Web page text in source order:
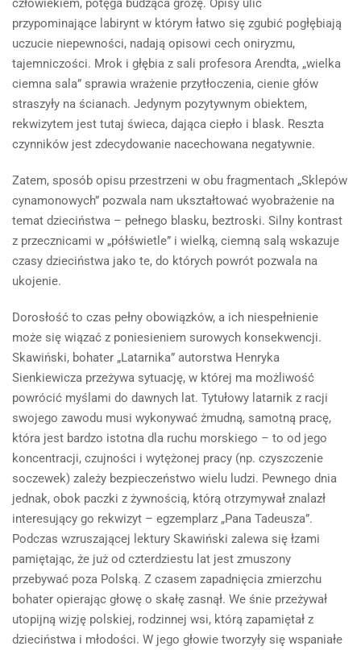
człowiekiem, potęga budząca grozę. Opisy ulic
przypominające labirynt w którym łatwo się zgubić pogłębiają
uczucie niepewności, nadają opisowi cech oniryzmu,
tajemniczości. Mrok i głębia z sali profesora Arendta, „wielka
ciemna sala” sprawia wrażenie przytłoczenia, cienie głów
straszyły na ścianach. Jedynym pozytywnym obiektem,
rekwizytem jest tutaj świeca, dająca ciepło i blask. Reszta
czynników jest zdecydowanie nacechowana negatywnie.
Zatem, sposób opisu przestrzeni w obu fragmentach „Sklepów
cynamonowych” pozwala nam ukształtować wyobrażenie na
temat dzieciństwa – pełnego blasku, beztroski. Silny kontrast
z przecznicami w „półświetle” i wielką, ciemną salą wskazuje
czasy dzieciństwa jako te, do których powrót pozwala na
ukojenie.
Dorosłość to czas pełny obowiązków, a ich niespełnienie
może się wiązać z poniesieniem surowych konsekwencji.
Skawiński, bohater „Latarnika” autorstwa Henryka
Sienkiewicza przeżywa sytuację, w której ma możliwość
powrócić myślami do dawnych lat. Tytułowy latarnik z racji
swojego zawodu musi wykonywać żmudną, samotną pracę,
która jest bardzo istotna dla ruchu morskiego – to od jego
koncentracji, czujności i wytężonej pracy (np. czyszczenie
soczewek) zależy bezpieczeństwo wielu ludzi. Pewnego dnia
jednak, obok paczki z żywnością, którą otrzymywał znalazł
interesujący go rekwizyt – egzemplarz „Pana Tadeusza”.
Podczas wzruszającej lektury Skawiński zalewa się łzami
pamiętając, że już od czterdziestu lat jest zmuszony
przebywać poza Polską. Z czasem zapadnięcia zmierzchu
bohater opierając głowę o skałę zasnął. We śnie przeżywał
utopijną wizję polskiej, rodzinnej wsi, którą zapamiętał z
dzieciństwa i młodości. W jego głowie tworzyły się wspaniałe